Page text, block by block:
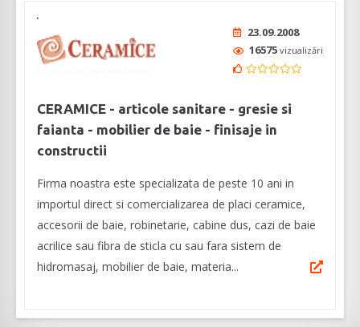
23.09.2008
16575 vizualizări
CERAMICE - articole sanitare - gresie si
faianta - mobilier de baie - finisaje in
constructii
Firma noastra este specializata de peste 10 ani in
importul direct si comercializarea de placi ceramice,
accesorii de baie, robinetarie, cabine dus, cazi de baie
acrilice sau fibra de sticla cu sau fara sistem de
hidromasaj, mobilier de baie, materia...